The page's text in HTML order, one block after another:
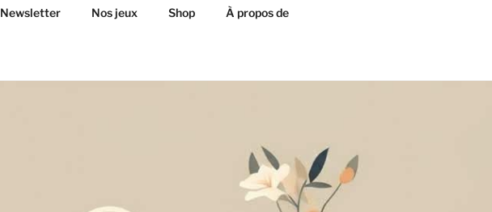
Newsletter Nos jeux Shop À propos de